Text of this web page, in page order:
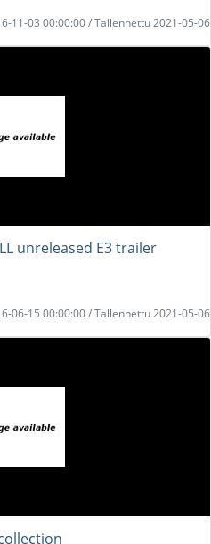
11-03 00:00:00 / Tallennettu 2021-05-06
unreleased E3 trailer
06-15 00:00:00 / Tallennettu 2021-05-06